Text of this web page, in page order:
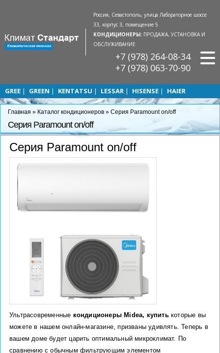
Россия, Севастополь, улица Лабораторное шоссе
33, корпус 3, помещение 5
КОНДИЦИОНЕРЫ: ПРОДАЖА, УСТАНОВКА И
ОБСЛУЖИВАНИЕ
+7 (978) 264-08-34
+7 (978) 063-70-90
GREE GREEN KENTATSU LESSAR HISENSE HAIER
Главная » Каталог кондиционеров » Серия Paramount on/off
Серия Paramount on/off
Серия Paramount on/off
Ультрасовременные кондиционеры Midea, купитькоторые вы
можете в нашем онлайн-магазине, призваны удивлять. Теперь в
вашем доме будет царить оптимальный микроклимат. По
сравнению с обычным фильтрующим элементом